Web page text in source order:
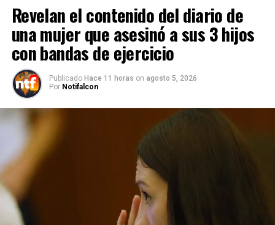
Revelan el contenido del diario de
una mujer que asesinó a sus 3 hijos
con bandas de ejercicio
Publicado Hace 11 horas on agosto 5, 2026
Por Notifalcon